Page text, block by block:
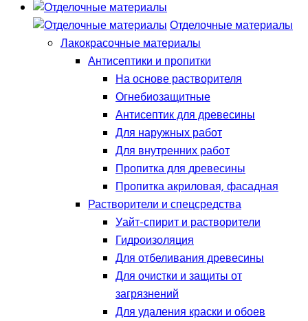
Отделочные материалы
Лакокрасочные материалы
Антисептики и пропитки
На основе растворителя
Огнебиозащитные
Антисептик для древесины
Для наружных работ
Для внутренних работ
Пропитка для древесины
Пропитка акриловая, фасадная
Растворители и спецсредства
Уайт-спирит и растворители
Гидроизоляция
Для отбеливания древесины
Для очистки и защиты от
загрязнений
Для удаления краски и обоев